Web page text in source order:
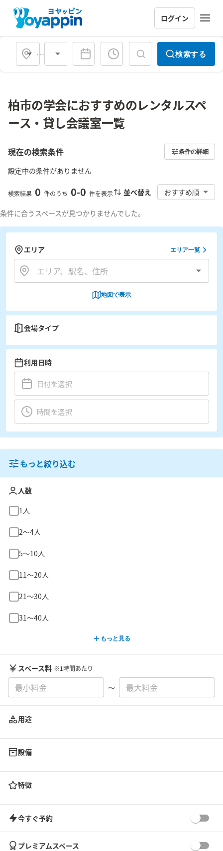
ログイン
会場タイプ 検索する
柏市の学会におすすめのレンタルスペ
ース・貸し会議室一覧
現在の検索条件 条件の詳細
設定中の条件がありません
検索結果 0 件のうち 0-0 件を表示 並べ替え おすすめ順
条件に合うスペースが見つかりませんでした。
エリア エリア一覧
地図で表示
会場タイプ
利用日時
もっと絞り込む
人数
1人
2〜4人
5〜10人
11〜20人
21〜30人
31〜40人
もっと見る
スペース料 ※1時間あたり
〜
用途
設備
特徴
今すぐ予約
プレミアムスペース